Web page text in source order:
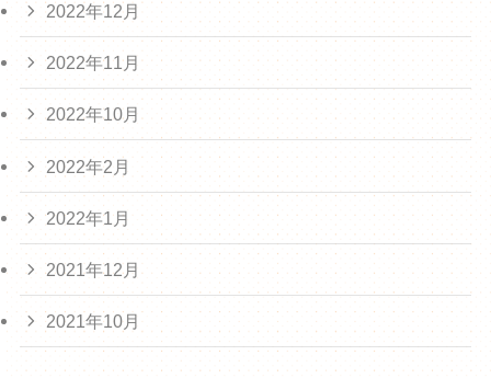
2022年12月
2022年11月
2022年10月
2022年2月
2022年1月
2021年12月
2021年10月